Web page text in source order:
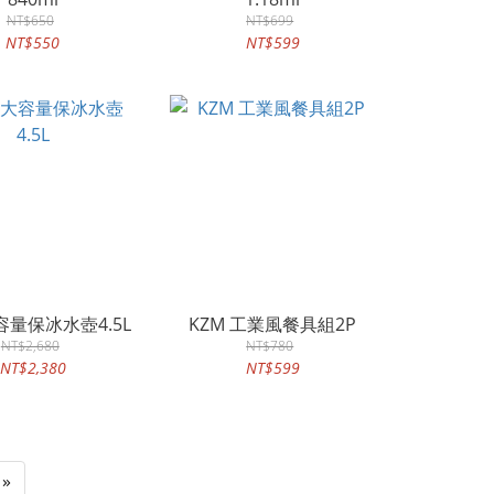
NT$650
NT$550
NT$699
NT$599
量保冰水壺4.5L
NT$2,680
NT$2,380
KZM 工業風餐具組2P
NT$780
NT$599
»